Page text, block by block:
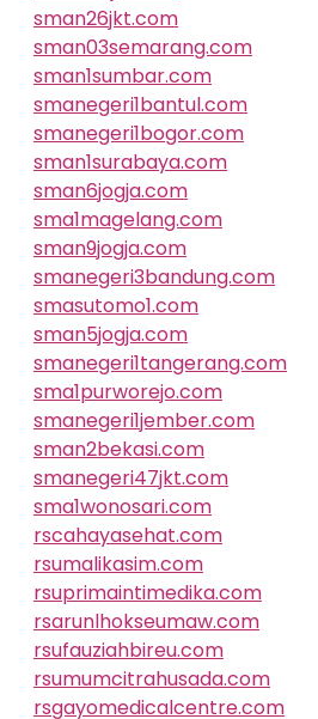
sman26jkt.com
sman03semarang.com
sman1sumbar.com
smanegeri1bantul.com
smanegeri1bogor.com
sman1surabaya.com
sman6jogja.com
sma1magelang.com
sman9jogja.com
smanegeri3bandung.com
smasutomo1.com
sman5jogja.com
smanegeri1tangerang.com
sma1purworejo.com
smanegeri1jember.com
sman2bekasi.com
smanegeri47jkt.com
sma1wonosari.com
rscahayasehat.com
rsumalikasim.com
rsuprimaintimedika.com
rsarunlhokseumaw.com
rsufauziahbireu.com
rsumumcitrahusada.com
rsgayomedicalcentre.com